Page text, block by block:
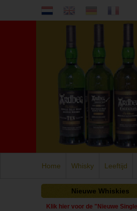
Home Whisky Leeftijd
Nieuwe Whiskies
Klik hier voor de "Nieuwe